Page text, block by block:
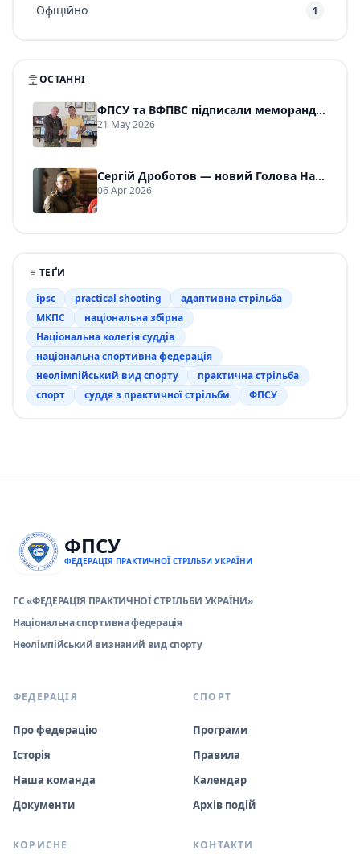
Офіційно 1
ОСТАННІ
ФПСУ та ВФПВС підписали меморандум про співпрацю
21 May 2026
Сергій Дроботов — новий Голова Національної колегії суддів ФПСУ
06 Apr 2026
ТЕҐИ
ipsc
practical shooting
адаптивна стрільба
МКПС
національна збірна
Національна колегія суддів
національна спортивна федерація
неолімпійський вид спорту
практична стрільба
спорт
суддя з практичної стрільби ФПСУ
ФПСУ
ФЕДЕРАЦІЯ ПРАКТИЧНОЇ СТРІЛЬБИ УКРАЇНИ
ГС «ФЕДЕРАЦІЯ ПРАКТИЧНОЇ СТРІЛЬБИ УКРАЇНИ»
Національна спортивна федерація
Неолімпійський визнаний вид спорту
ФЕДЕРАЦІЯ
Про федерацію
Історія
Наша команда
Документи
СПОРТ
Програми
Правила
Календар
Архів подій
КОРИСНЕ КОНТАКТИ